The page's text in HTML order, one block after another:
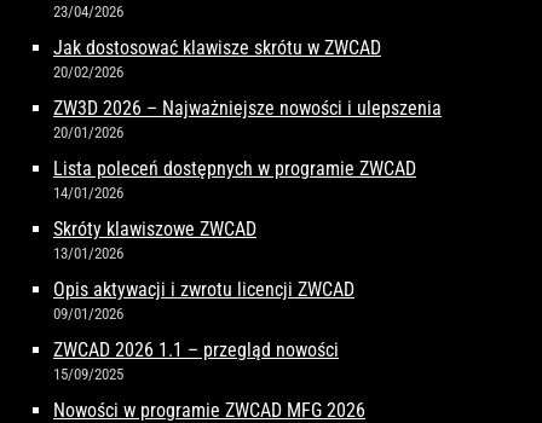
23/04/2026
Jak dostosować klawisze skrótu w ZWCAD
20/02/2026
ZW3D 2026 – Najważniejsze nowości i ulepszenia
20/01/2026
Lista poleceń dostępnych w programie ZWCAD
14/01/2026
Skróty klawiszowe ZWCAD
13/01/2026
Opis aktywacji i zwrotu licencji ZWCAD
09/01/2026
ZWCAD 2026 1.1 – przegląd nowości
15/09/2025
Nowości w programie ZWCAD MFG 2026